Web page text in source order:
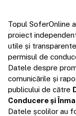
Topul SoferOnline
proiect
utile și
permisul de
Datele despre
comunicările și
publicului de către
Conducere și
Datele școlilor au